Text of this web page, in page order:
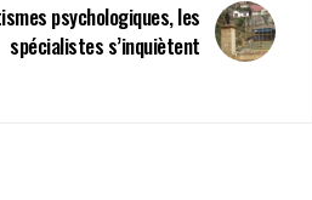
psychologiques, les
spécialistes s’inquiètent